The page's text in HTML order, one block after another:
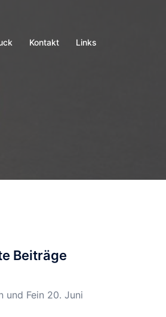
Kontakt Links
Beiträge
und Fein 20. Juni